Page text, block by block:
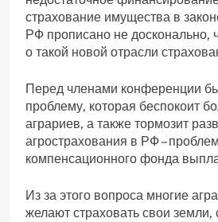
страхование имущества в
РФ прописано не досконально,
о такой новой отрасли
Перед членами конференции
проблему, которая беспокоит
аграриев, а также тормозит
агрострахования в РФ –
компенсационного фонда
Из за этого вопроса многие
желают страховать свои земли,